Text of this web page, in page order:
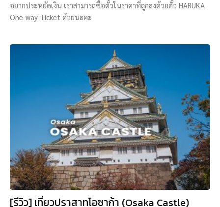
อยากประหยัดเงิน เราสามารถซื้อตั๋วในราคาที่ถูกลงด้วยตั๋ว HARUKA
One-way Ticket ด้วยนะคะ
[รีวิว] เที่ยวปราสาทโอซาก้า (Osaka Castle)